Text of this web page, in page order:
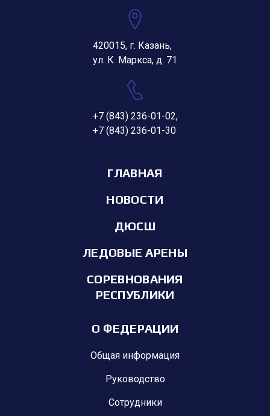
420015, г. Казань,
ул. К. Маркса, д. 71
+7 (843) 236-01-02,
+7 (843) 236-01-30
ГЛАВНАЯ
НОВОСТИ
ДЮСШ
ЛЕДОВЫЕ АРЕНЫ
СОРЕВНОВАНИЯ
РЕСПУБЛИКИ
О ФЕДЕРАЦИИ
Общая информация
Руководство
Сотрудники